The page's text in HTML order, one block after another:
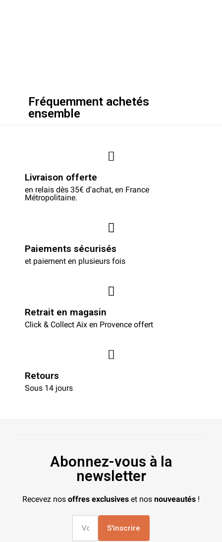
Fréquemment achetés
ensemble
Livraison offerte
en relais dès 35€ d'achat, en France
Métropolitaine.
Paiements sécurisés
et paiement en plusieurs fois
Retrait en magasin
Click & Collect Aix en Provence offert
Retours
Sous 14 jours
Abonnez-vous à la
newsletter
Recevez nos offres exclusives et nos nouveautés !
S'inscrire